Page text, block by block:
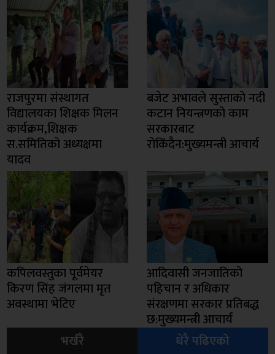
राजपुरमा संस्थागत
विद्यालयका शिक्षक मिलन
कार्यक्रम,शिक्षक
स.समितिको अध्यक्षमा
यादव
बजेट अभावले सुस्ताको नदी
कटान नियन्त्रणको काम
सरकारबाट
रोकिँदैन:मुख्यमन्त्री आचार्य
कपिलवस्तुका पूर्वमेयर
किरण सिंह जंगलमा मृत
अवस्थामा भेटिए
आदिवासी जनजातिको
पहिचान र अधिकार
संरक्षणमा सरकार प्रतिबद्ध
छ:मुख्यमन्त्री आचार्य
भर्खरै
धेरै पढिएको